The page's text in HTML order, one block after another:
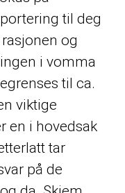
til deg
og
i vomma
til ca.
viktige
en i hovedsak
tar
på de